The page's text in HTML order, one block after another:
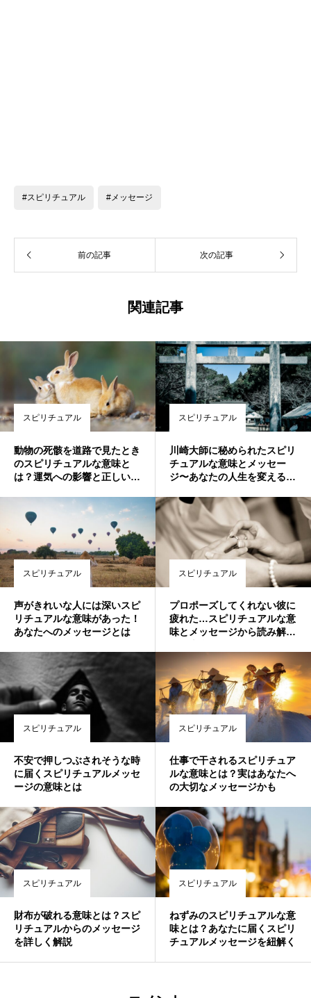
#スピリチュアル #メッセージ
前の記事 次の記事
関連記事
スピリチュアル
動物の死骸を道路で見たとき
のスピリチュアルな意味と
は？運気への影響と正しい対
スピリチュアル
川崎大師に秘められたスピリ
チュアルな意味とメッセー
ジ〜あなたの人生を変える神
スピリチュアル
声がきれいな人には深いスピ
リチュアルな意味があった！
あなたへのメッセージとは
スピリチュアル
プロポーズしてくれない彼に
疲れた…スピリチュアルな意
味とメッセージから読み解
スピリチュアル
不安で押しつぶされそうな時
に届くスピリチュアルメッセ
ージの意味とは
スピリチュアル
仕事で干されるスピリチュア
ルな意味とは？実はあなたへ
の大切なメッセージかも
スピリチュアル
財布が破れる意味とは？スピ
リチュアルからのメッセージ
を詳しく解説
スピリチュアル
ねずみのスピリチュアルな意
味とは？あなたに届くスピリ
チュアルメッセージを紐解く